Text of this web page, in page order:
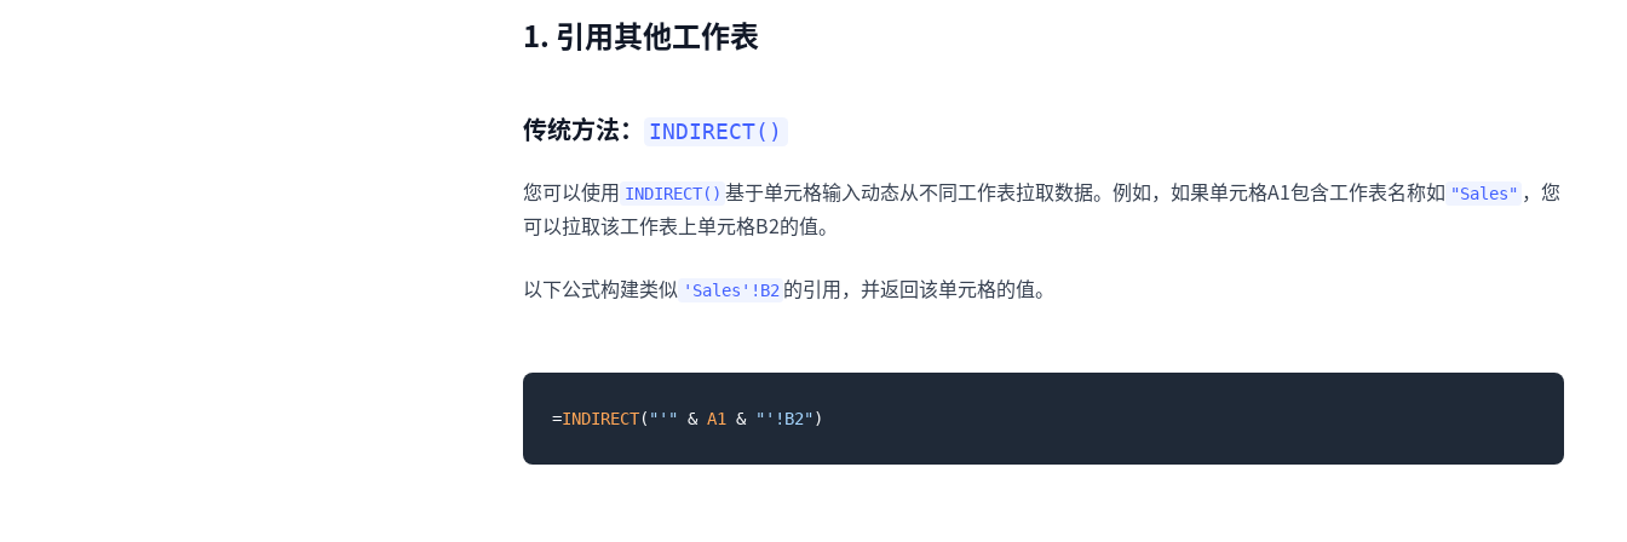
1. 引用其他工作表
传统方法： INDIRECT()
您可以使用 INDIRECT() 基于单元格输入动态从不同工作表拉取数据。例如，如果单元格A1包含工作表名称如 "Sales" ，您
可以拉取该工作表上单元格B2的值。
以下公式构建类似 'Sales'!B2 的引用，并返回该单元格的值。
=INDIRECT( "'" & A1 & "'!B2"